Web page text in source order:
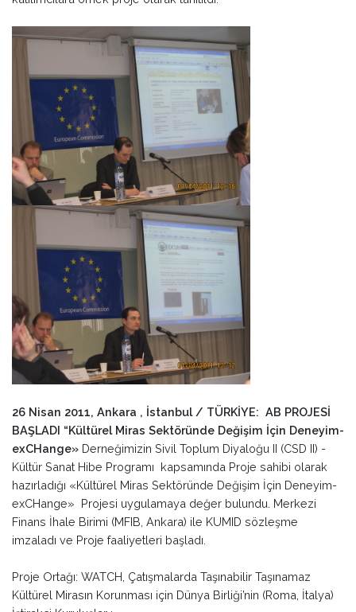
26 Nisan 2011, Ankara , İstanbul / TÜRKİYE: AB PROJESİ
BAŞLADI “Kültürel Miras Sektöründe Değişim İçin Deneyim-
exCHange» Derneğimizin Sivil Toplum Diyaloğu II (CSD II) -
Kültür Sanat Hibe Programı kapsamında Proje sahibi olarak
hazırladığı «Kültürel Miras Sektöründe Değişim İçin Deneyim-
exCHange» Projesi uygulamaya değer bulundu. Merkezi
Finans İhale Birimi (MFIB, Ankara) ile KUMID sözleşme
imzaladı ve Proje faaliyetleri başladı.
Proje Ortağı: WATCH, Çatışmalarda Taşınabilir Taşınamaz
Kültürel Mirasın Korunması için Dünya Birliği’nin (Roma, İtalya)